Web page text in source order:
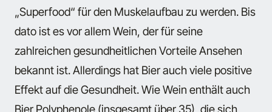
„Superfood“ für den Muskelaufbau zu werden. Bis
dato ist es vor allem Wein, der für seine
zahlreichen gesundheitlichen Vorteile Ansehen
bekannt ist. Allerdings hat Bier auch viele positive
Effekt auf die Gesundheit. Wie Wein enthält auch
Bier Polyphenole (insgesamt über 35), die sich